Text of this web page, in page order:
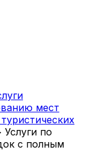
мест
Услуги по
с полным